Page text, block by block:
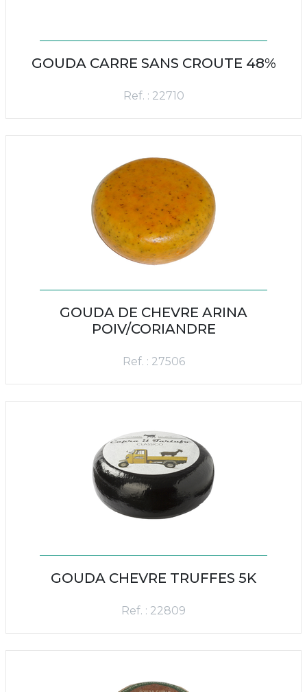
GOUDA CARRE SANS CROUTE 48%
Ref. : 22710
GOUDA DE CHEVRE ARINA
POIV/CORIANDRE
Ref. : 27506
GOUDA CHEVRE TRUFFES 5K
Ref. : 22809